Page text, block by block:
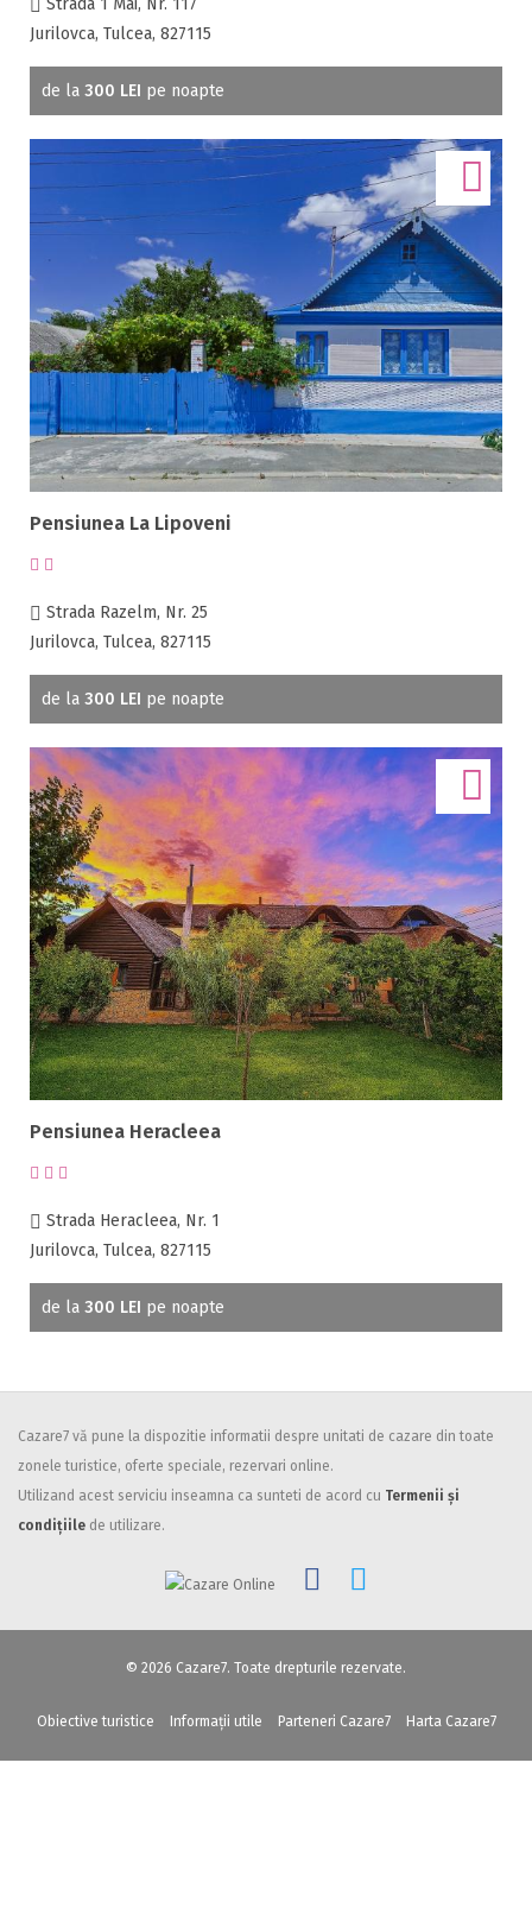
Strada 1 Mai, Nr. 117
Jurilovca, Tulcea, 827115
de la 300 LEI pe noapte
Pensiunea La Lipoveni
Strada Razelm, Nr. 25
Jurilovca, Tulcea, 827115
de la 300 LEI pe noapte
Pensiunea Heracleea
Strada Heracleea, Nr. 1
Jurilovca, Tulcea, 827115
de la 300 LEI pe noapte
Cazare7 vă pune la dispozitie informatii despre unitati de cazare din toate
zonele turistice, oferte speciale, rezervari online.
Utilizand acest serviciu inseamna ca sunteti de acord cu Termenii și
condițiile de utilizare.
© 2026 Cazare7. Toate drepturile rezervate.
Obiective turistice Informații utile Parteneri Cazare7 Harta Cazare7